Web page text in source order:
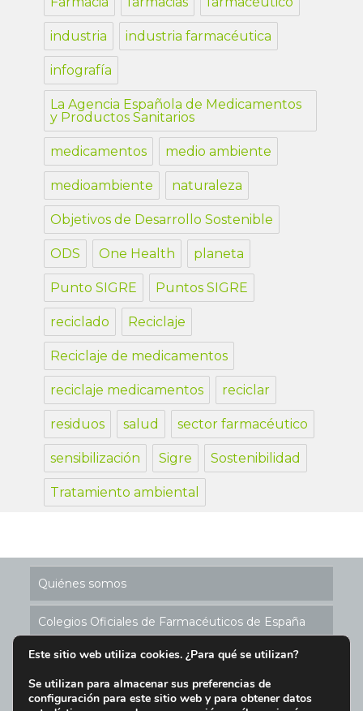
industria industria farmacéutica
infografía
La Agencia Española de Medicamentos
y Productos Sanitarios
medicamentos medio ambiente
medioambiente naturaleza
Objetivos de Desarrollo Sostenible
ODS One Health planeta
Punto SIGRE Puntos SIGRE
reciclado Reciclaje
Reciclaje de medicamentos
reciclaje medicamentos reciclar
residuos salud sector farmacéutico
sensibilización Sigre Sostenibilidad
Tratamiento ambiental
Quiénes somos
Colegios Oficiales de Farmacéuticos de España
Historia de los Puntos SIGRE
Ubicación Puntos SIGRE en España
Este sitio web utiliza cookies. ¿Para qué se utilizan?
Se utilizan para almacenar sus preferencias de
configuración para este sitio web y para obtener datos